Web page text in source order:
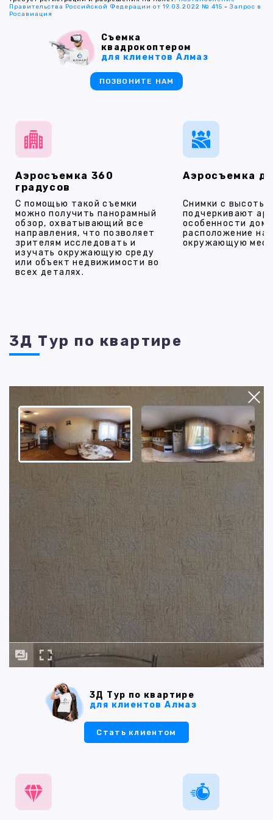
Аэросъемка 360
градусов
С помощью такой съемки
можно получить панорамный
обзор, охватывающий все
направления, что позволяет
зрителям исследовать и
изучать окружающую среду
или объект недвижимости во
всех деталях.
Аэросъемка
Снимки с высоты
подчеркивают
особенности
расположение на
окружающую
Правительства Российской Федерации от 19.03.2022 № 415 -Запрос в
Росавиация
Съемка
квадрокоптером
для клиентов Алмаз
ПОЗВОНИТЕ НАМ
3Д Тур по квартире
3Д Тур по квартире
для клиентов Алмаз
Стать клиентом